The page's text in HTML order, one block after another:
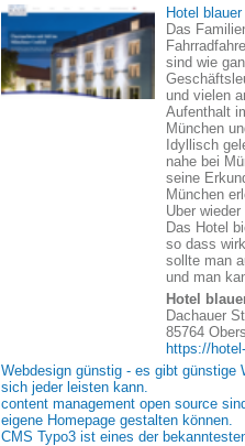
Hotel
Das
sind wie
und vielen
Aufenthalt
München
Idyllisch
nahe bei
seine
München
Uber
Das Hotel
so dass
sollte man
und man
Hotel
Dachauer
85764
https://
Webdesign günstig - es gibt günstige
sich jeder leisten kann.
content management open source
eigene Homepage gestalten können.
CMS Typo3 ist eines der